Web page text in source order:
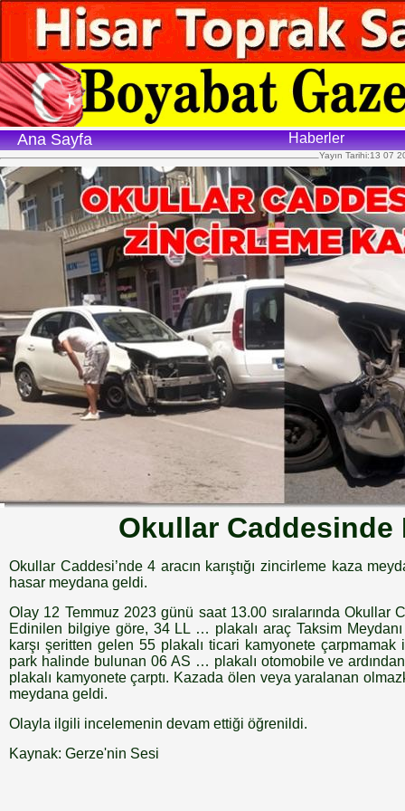
Haberler
Ana Sayfa
Yayın Tarihi:13 07
Okullar Caddesinde
Okullar Caddesi’nde 4 aracın karıştığı zincirleme kaza
hasar meydana geldi.
Olay 12 Temmuz 2023 günü saat 13.00 sıralarında Okullar
Edinilen bilgiye göre, 34 LL … plakalı araç Taksim
karşı şeritten gelen 55 plakalı ticari kamyonete çarpmamak
park halinde bulunan 06 AS … plakalı otomobile ve
plakalı kamyonete çarptı. Kazada ölen veya yaralanan
meydana geldi.
Olayla ilgili incelemenin devam ettiği öğrenildi.
Kaynak: Gerze'nin Sesi